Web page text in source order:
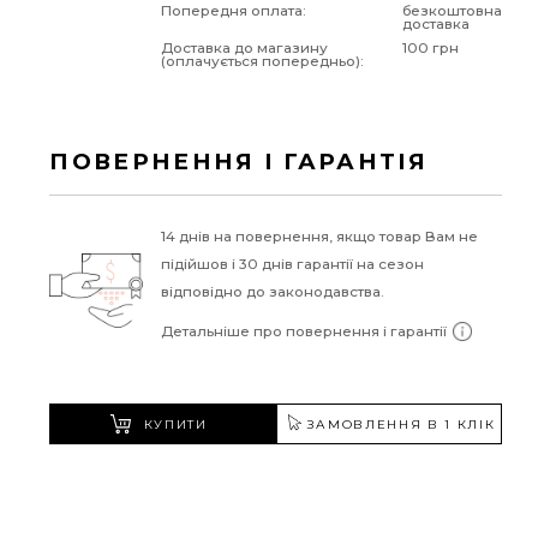
Попередня оплата: безкоштовна
доставка
Доставка до магазину
(оплачується попередньо):
100 грн
ПОВЕРНЕННЯ І ГАРАНТІЯ
14 днів на повернення, якщо товар Вам не
підійшов і 30 днів гарантії на сезон
відповідно до законодавства.
Детальніше про повернення і гарантії
КУПИТИ ЗАМОВЛЕННЯ В 1 КЛІК